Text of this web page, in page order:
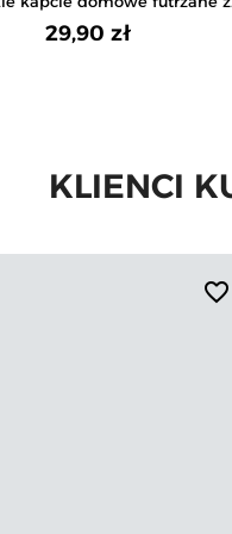
serduszkami
29,90 zł
KLIENCI
favorite_border